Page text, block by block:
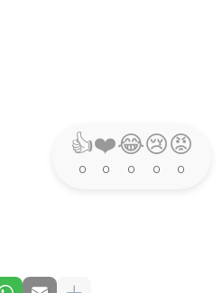
👍
0
❤️
0
😂
0
😢
0
😡
0